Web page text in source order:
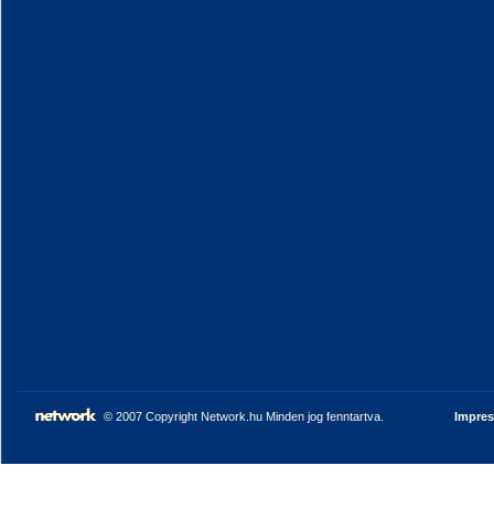
© 2007 Copyright Network.hu Minden jog fenntartva.